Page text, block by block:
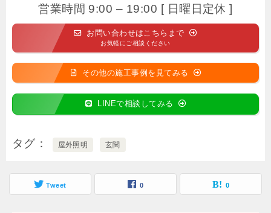
営業時間 9:00 – 19:00 [ 日曜日定休 ]
お問い合わせはこちらまで
お気軽にご相談ください
その他の施工事例を見てみる
LINEで相談してみる
タグ 屋外照明 玄関
Tweet 0 0